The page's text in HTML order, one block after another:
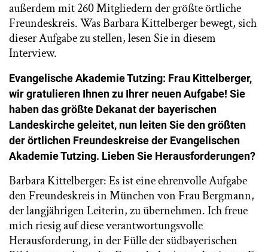
außerdem mit 260 Mitgliedern der größte örtliche
Freundeskreis. Was Barbara Kittelberger bewegt, sich
dieser Aufgabe zu stellen, lesen Sie in diesem
Interview.
Evangelische Akademie Tutzing: Frau Kittelberger,
wir gratulieren Ihnen zu Ihrer neuen Aufgabe! Sie
haben das größte Dekanat der bayerischen
Landeskirche geleitet, nun leiten Sie den größten
der örtlichen Freundeskreise der Evangelischen
Akademie Tutzing. Lieben Sie Herausforderungen?
Barbara Kittelberger: Es ist eine ehrenvolle Aufgabe
den Freundeskreis in München von Frau Bergmann,
der langjährigen Leiterin, zu übernehmen. Ich freue
mich riesig auf diese verantwortungsvolle
Herausforderung, in der Fülle der südbayerischen